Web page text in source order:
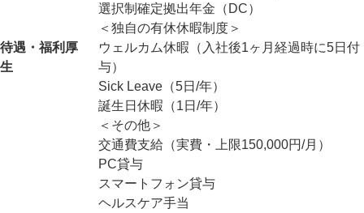
待遇・福利厚
生
選択制確定拠出年金（DC）
＜独自の有休休暇制度＞
ウェルカム休暇（入社後1ヶ月経過時に5日付
与）
Sick Leave（5日/年）
誕生日休暇（1日/年）
＜その他＞
交通費支給（実費・上限150,000円/月）
PC貸与
スマートフォン貸与
ヘルスケア手当